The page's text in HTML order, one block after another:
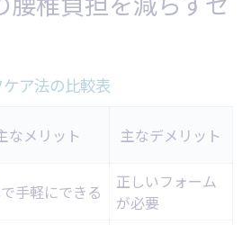
ア法の比較表
なメリット 主なデメリット
手軽にできる
正しいフォーム
が必要